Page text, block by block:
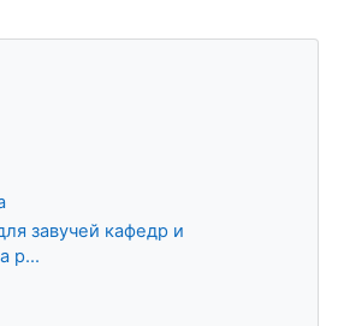
завучей кафедр и
р...